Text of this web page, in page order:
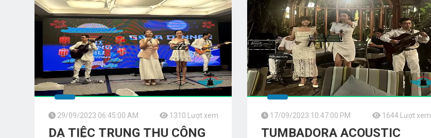
Saigon_River__An_Lâm_Retreats
Công_Ty_Tnhh_Giải_Trí_Thanh_Tùng
29/09/2023 06:45:00 AM 1310 Lượt xem
DẠ TIỆC TRUNG THU CÔNG
17/09/2023 10:47:00 PM 1644 Lượt xem
TUMBADORA ACOUSTIC